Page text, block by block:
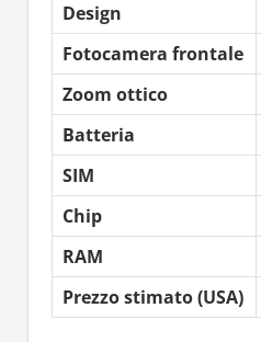
Design
Fotocamera frontale
Zoom ottico
Batteria
SIM
Chip
RAM
Prezzo stimato (USA)